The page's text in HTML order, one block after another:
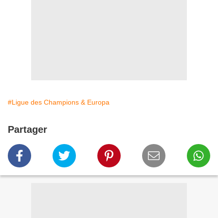
#Ligue des Champions & Europa
Partager